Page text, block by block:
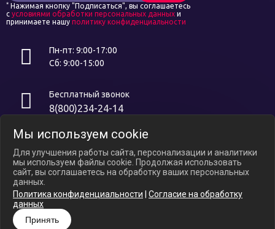
Пн-пт: 9:00-17:00
Сб: 9:00-15:00
Бесплатный звонок
8(800)234-24-14
Интернет ресурс носит исключительно информационный характер и
437 ГК РФ. В связи с ослаблением курса российского рубля цены на
сайте могут варьироваться, уточняйте актуальные цены у
менеджеров по телефону.
Политика конфиденциальности
Согласие на обработку Персональных Данных
* Нажимая кнопку "Подписаться", вы соглашаетесь
с условиями обработки персональных данных и
принимаете нашу политику конфиденциальности
Мы используем cookie
Для улучшения работы сайта, персонализации и аналитики
мы используем файлы cookie. Продолжая использовать
сайт, вы соглашаетесь на обработку ваших персональных
данных.
Политика конфиденциальности
Согласие на обработку
данных
Принять